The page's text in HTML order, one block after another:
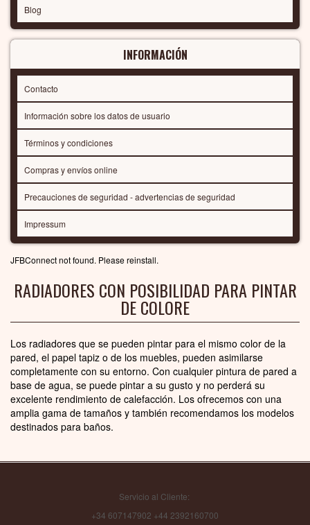
Blog
INFORMACIÓN
Contacto
Información sobre los datos de usuario
Términos y condiciones
Compras y envíos online
Precauciones de seguridad - advertencias de seguridad
Impressum
JFBConnect not found. Please reinstall.
RADIADORES CON POSIBILIDAD PARA PINTAR
DE COLORE
Los radiadores que se pueden pintar para el mismo color de la
pared, el papel tapiz o de los muebles, pueden asimilarse
completamente con su entorno. Con cualquier pintura de pared a
base de agua, se puede pintar a su gusto y no perderá su
excelente rendimiento de calefacción. Los ofrecemos con una
amplia gama de tamaños y también recomendamos los modelos
destinados para baños.
Servicio al Cliente:
+34 607147902 +44 2392160700